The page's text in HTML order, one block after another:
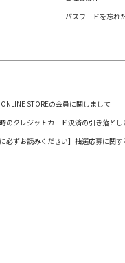
パスワードを忘れ
STOREの会員に関しまして
のクレジットカード決済の引き落とし
必ずお読みください】抽選応募に関す